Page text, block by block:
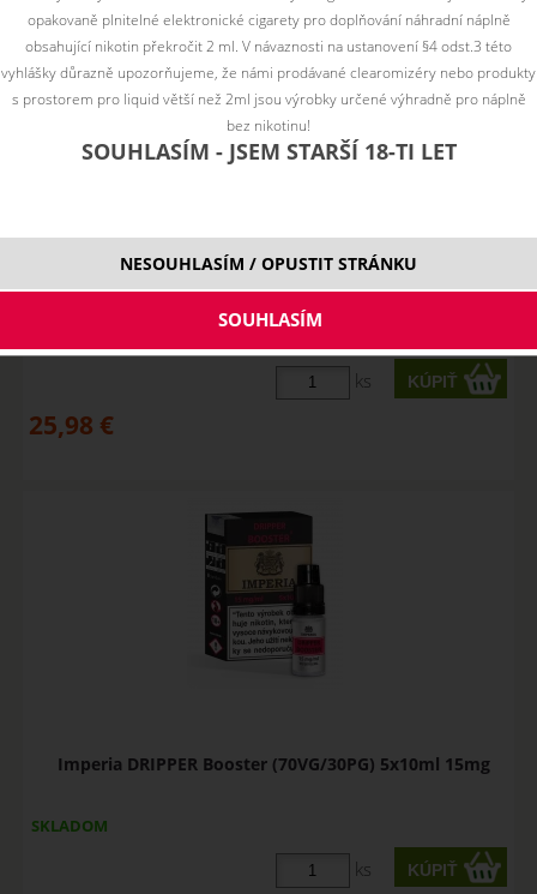
Imperia DRIPPER Booster (70VG/30PG) 5x10ml 10mg
ks
25,98 €
Imperia DRIPPER Booster (70VG/30PG) 5x10ml 15mg
SKLADOM
ks
opakovaně plnitelné elektronické cigarety pro doplňování náhradní náplně
obsahující nikotin překročit 2 ml. V návaznosti na ustanovení §4 odst.3 této
vyhlášky důrazně upozorňujeme, že námi prodávané clearomizéry nebo produkty
s prostorem pro liquid větší než 2ml jsou výrobky určené výhradně pro náplně
bez nikotinu!
SOUHLASÍM - JSEM STARŠÍ 18-TI LET
NESOUHLASÍM / OPUSTIT STRÁNKU